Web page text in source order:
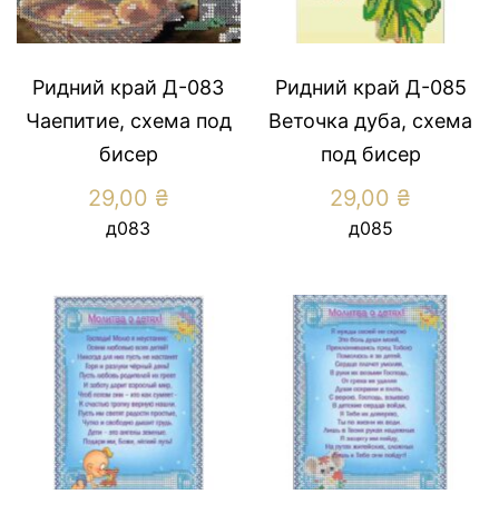
Ридний край Д-083
Чаепитие, схема под
бисер
29,00 ₴
д083
Ридний край Д-085
Веточка дуба, схема
под бисер
29,00 ₴
д085